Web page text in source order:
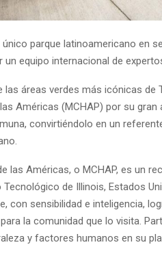
parque latinoamericano en
un equipo internacional de
las áreas verdes más icónicas de
Américas (MCHAP) por su gran
convirtiéndolo en un
las Américas, o MCHAP, es un
de Illinois, Estados
con sensibilidad e inteligencia,
la comunidad que lo visita.
y factores humanos en su